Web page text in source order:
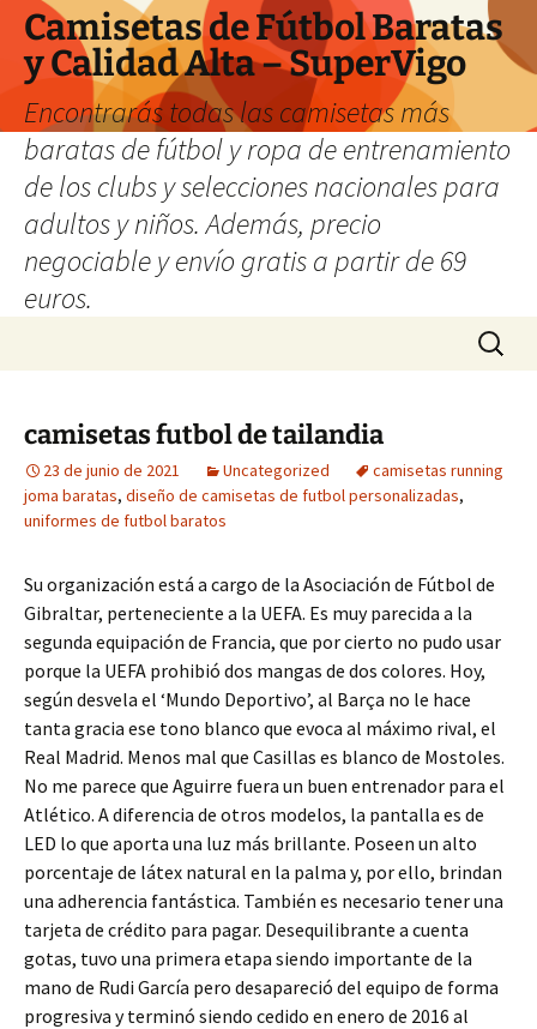
Camisetas de Fútbol Baratas
y Calidad Alta – SuperVigo
Encontrarás todas las camisetas más
baratas de fútbol y ropa de entrenamiento
de los clubs y selecciones nacionales para
adultos y niños. Además, precio
negociable y envío gratis a partir de 69
euros.
Buscar:
camisetas futbol de tailandia
23 de junio de 2021 Uncategorized
camisetas running
joma baratas, diseño de camisetas de futbol personalizadas,
uniformes de futbol baratos
Su organización está a cargo de la Asociación de Fútbol de
Gibraltar, perteneciente a la UEFA. Es muy parecida a la
segunda equipación de Francia, que por cierto no pudo usar
porque la UEFA prohibió dos mangas de dos colores. Hoy,
según desvela el ‘Mundo Deportivo’, al Barça no le hace
tanta gracia ese tono blanco que evoca al máximo rival, el
Real Madrid. Menos mal que Casillas es blanco de Mostoles.
No me parece que Aguirre fuera un buen entrenador para el
Atlético. A diferencia de otros modelos, la pantalla es de
LED lo que aporta una luz más brillante. Poseen un alto
porcentaje de látex natural en la palma y, por ello, brindan
una adherencia fantástica. También es necesario tener una
tarjeta de crédito para pagar. Desequilibrante a cuenta
gotas, tuvo una primera etapa siendo importante de la
mano de Rudi García pero desapareció del equipo de forma
progresiva y terminó siendo cedido en enero de 2016 al